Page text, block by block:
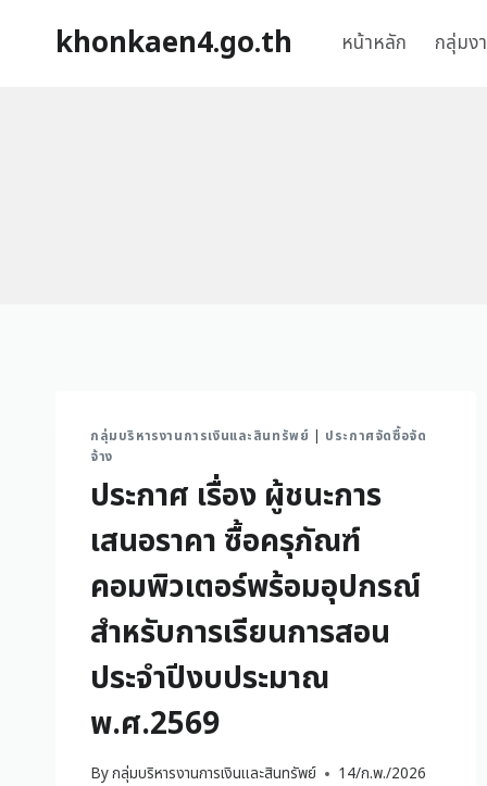
khonkaen4.go.th หน้าหลัก กลุ่มง
กลุ่มบริหารงานการเงินและสินทรัพย์ | ประกาศจัดซื้อจัด
จ้าง
ประกาศ เรื่อง ผู้ชนะการ
เสนอราคา ซื้อครุภัณฑ์
คอมพิวเตอร์พร้อมอุปกรณ์
สำหรับการเรียนการสอน
ประจำปีงบประมาณ
พ.ศ.2569
Byกลุ่มบริหารงานการเงินและสินทรัพย์ 14/ก.พ./2026